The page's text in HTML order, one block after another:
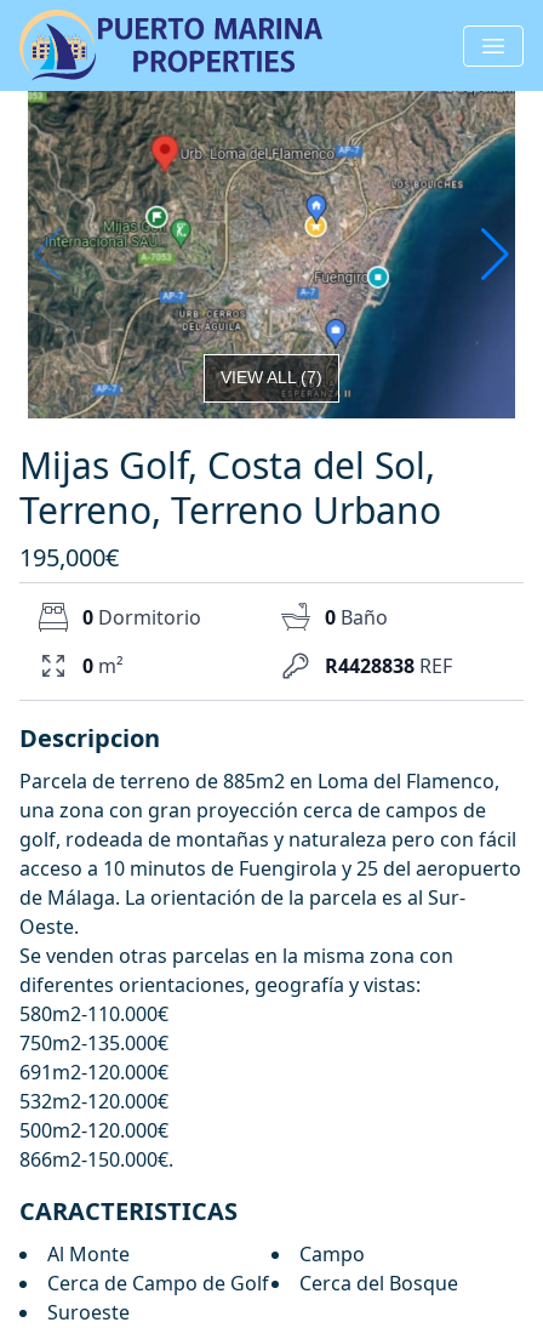
VIEW ALL(7)
Mijas Golf, Costa del Sol,
Terreno, Terreno Urbano
195,000€
R4428838 REF
0 Dormitorio 0 Baño
0 m²
Descripcion
Parcela de terreno de 885m2 en Loma del Flamenco,
una zona con gran proyección cerca de campos de
golf, rodeada de montañas y naturaleza pero con fácil
acceso a 10 minutos de Fuengirola y 25 del aeropuerto
de Málaga. La orientación de la parcela es al Sur-
Oeste.
Se venden otras parcelas en la misma zona con
diferentes orientaciones, geografía y vistas:
580m2-110.000€
750m2-135.000€
691m2-120.000€
532m2-120.000€
500m2-120.000€
866m2-150.000€.
CARACTERISTICAS
Al Monte
Campo
Cerca de Campo de Golf
Cerca del Bosque
Suroeste